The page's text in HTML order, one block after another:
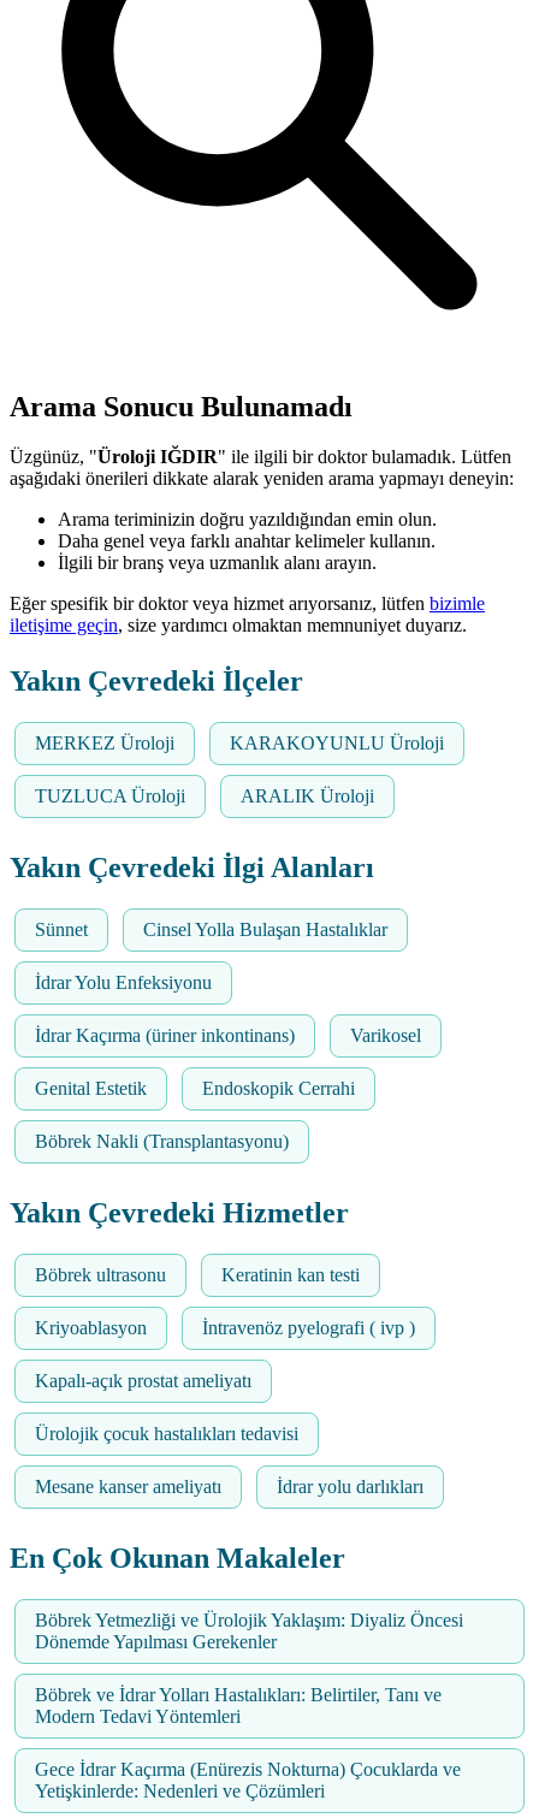
Arama Sonucu Bulunamadı
Üzgünüz, "Üroloji IĞDIR" ile ilgili bir doktor bulamadık. Lütfen
aşağıdaki önerileri dikkate alarak yeniden arama yapmayı deneyin:
Arama teriminizin doğru yazıldığından emin olun.
Daha genel veya farklı anahtar kelimeler kullanın.
İlgili bir branş veya uzmanlık alanı arayın.
Eğer spesifik bir doktor veya hizmet arıyorsanız, lütfen bizimle
iletişime geçin, size yardımcı olmaktan memnuniyet duyarız.
Yakın Çevredeki İlçeler
MERKEZ Üroloji KARAKOYUNLU Üroloji
TUZLUCA Üroloji ARALIK Üroloji
Yakın Çevredeki İlgi Alanları
Sünnet Cinsel Yolla Bulaşan Hastalıklar
İdrar Yolu Enfeksiyonu
İdrar Kaçırma (üriner inkontinans) Varikosel
Genital Estetik Endoskopik Cerrahi
Böbrek Nakli (Transplantasyonu)
Yakın Çevredeki Hizmetler
Böbrek ultrasonu Keratinin kan testi
Kriyoablasyon İntravenöz pyelografi ( ivp )
Kapalı-açık prostat ameliyatı
Ürolojik çocuk hastalıkları tedavisi
Mesane kanser ameliyatı İdrar yolu darlıkları
En Çok Okunan Makaleler
Böbrek Yetmezliği ve Ürolojik Yaklaşım: Diyaliz Öncesi
Dönemde Yapılması Gerekenler
Böbrek ve İdrar Yolları Hastalıkları: Belirtiler, Tanı ve
Modern Tedavi Yöntemleri
Gece İdrar Kaçırma (Enürezis Nokturna) Çocuklarda ve
Yetişkinlerde: Nedenleri ve Çözümleri